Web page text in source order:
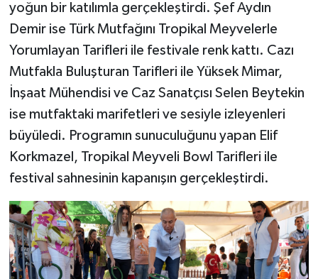
yoğun bir katılımla gerçekleştirdi. Şef Aydın
Demir ise Türk Mutfağını Tropikal Meyvelerle
Yorumlayan Tarifleri ile festivale renk kattı. Cazı
Mutfakla Buluşturan Tarifleri ile Yüksek Mimar,
İnşaat Mühendisi ve Caz Sanatçısı Selen Beytekin
ise mutfaktaki marifetleri ve sesiyle izleyenleri
büyüledi. Programın sunuculuğunu yapan Elif
Korkmazel, Tropikal Meyveli Bowl Tarifleri ile
festival sahnesinin kapanışın gerçekleştirdi.